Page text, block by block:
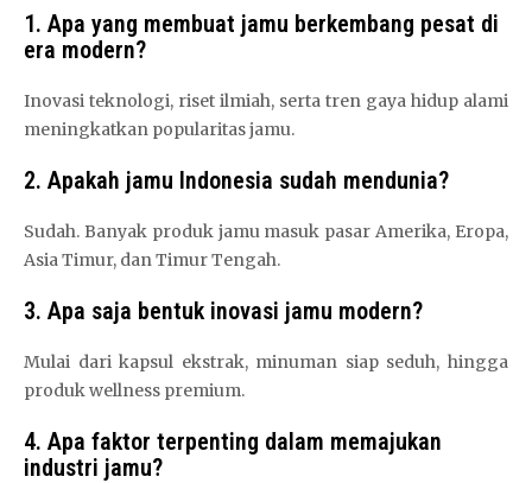
1. Apa yang membuat jamu berkembang pesat di
era modern?
Inovasi teknologi, riset ilmiah, serta tren gaya hidup alami
meningkatkan popularitas jamu.
2. Apakah jamu Indonesia sudah mendunia?
Sudah. Banyak produk jamu masuk pasar Amerika, Eropa,
Asia Timur, dan Timur Tengah.
3. Apa saja bentuk inovasi jamu modern?
Mulai dari kapsul ekstrak, minuman siap seduh, hingga
produk wellness premium.
4. Apa faktor terpenting dalam memajukan
industri jamu?